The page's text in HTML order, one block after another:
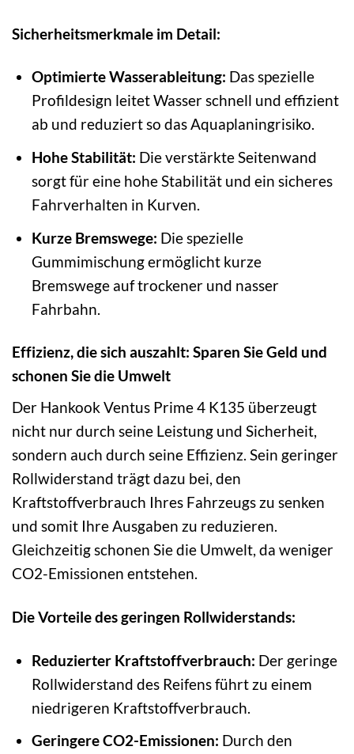
Sicherheitsmerkmale im Detail:
Optimierte Wasserableitung: Das spezielle
Profildesign leitet Wasser schnell und effizient
ab und reduziert so das Aquaplaningrisiko.
Hohe Stabilität: Die verstärkte Seitenwand
sorgt für eine hohe Stabilität und ein sicheres
Fahrverhalten in Kurven.
Kurze Bremswege: Die spezielle
Gummimischung ermöglicht kurze
Bremswege auf trockener und nasser
Fahrbahn.
Effizienz, die sich auszahlt: Sparen Sie Geld und
schonen Sie die Umwelt
Der Hankook Ventus Prime 4 K135 überzeugt
nicht nur durch seine Leistung und Sicherheit,
sondern auch durch seine Effizienz. Sein geringer
Rollwiderstand trägt dazu bei, den
Kraftstoffverbrauch Ihres Fahrzeugs zu senken
und somit Ihre Ausgaben zu reduzieren.
Gleichzeitig schonen Sie die Umwelt, da weniger
CO2-Emissionen entstehen.
Die Vorteile des geringen Rollwiderstands:
Reduzierter Kraftstoffverbrauch: Der geringe
Rollwiderstand des Reifens führt zu einem
niedrigeren Kraftstoffverbrauch.
Geringere CO2-Emissionen: Durch den